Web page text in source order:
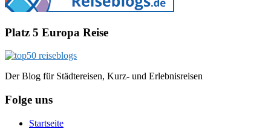
Platz 5 Europa Reise
Der Blog für Städtereisen, Kurz- und Erlebnisreisen
Folge uns
Startseite